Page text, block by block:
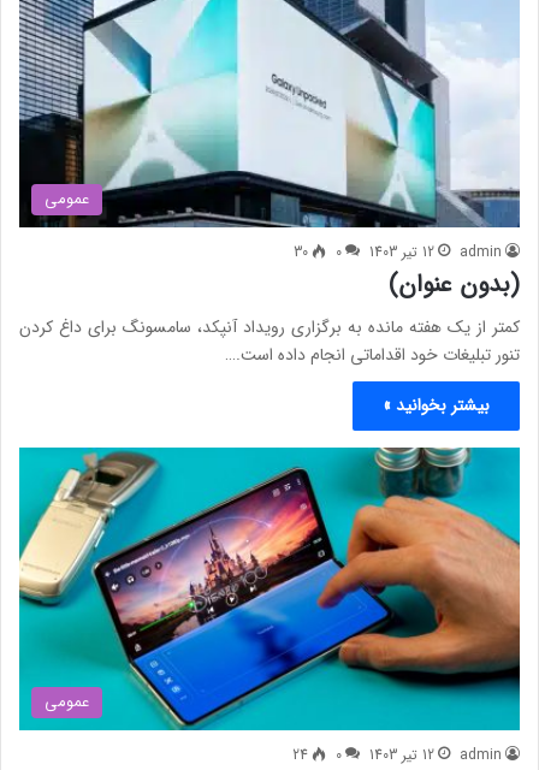
عمومی
admin 12 تیر 1403 0
30
(بدون عنوان)
کمتر از یک هفته مانده به برگزاری رویداد آنپکد، سامسونگ برای داغ کردن
تنور تبلیغات خود اقداماتی انجام داده است.…
بیشتر بخوانید »
عمومی
admin 12 تیر 1403 0
24